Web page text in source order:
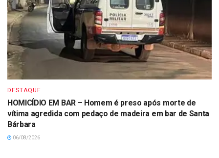
DESTAQUE
HOMICÍDIO EM BAR – Homem é preso após morte de
vítima agredida com pedaço de madeira em bar de Santa
Bárbara
06/08/2026